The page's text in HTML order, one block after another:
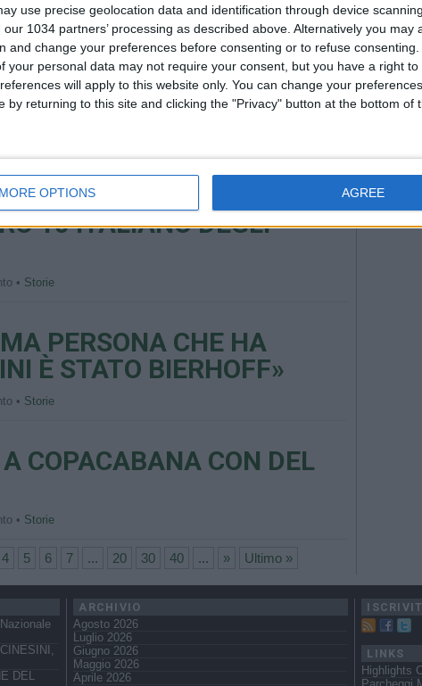
use precise geolocation data and identification through device
1034 partners’ processing as described above. Alternatively you may
and change your preferences before consenting or to refuse consenting.
your personal data may not require your consent, but you have a right to
will apply to this website only. You can change your
by returning to this site and clicking the "Privacy" button at the bottom of
MORE OPTIONS AGREE
VIALLI DIMOSTRA CHE
nello staff della Nazionale Campione d’Europa. Ci ha raccontato
quando evidentemente sentiva che il suo tempo, ahinoi, stava
ORA SUL CANALE YOUTUBE DI CRONACHE.
•
10 ITALIANO DEGLI
• Storie
PERSONA CHE HA
È STATO BIERHOFF»
• Storie
COPACABANA CON DEL
• Storie
4 5 6 7 ... 20 30 40 ... » Ultimo »
DEL
ARCHIVIO
Agosto 2026
Luglio 2026
Giugno 2026
Maggio 2026
Aprile 2026
LINKS
Highlights